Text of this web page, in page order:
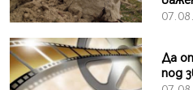
Да
под